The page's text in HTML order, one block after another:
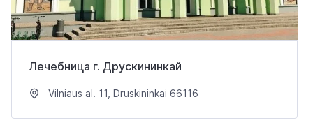
Лечебница г. Друскининкай
Vilniaus al. 11, Druskininkai 66116